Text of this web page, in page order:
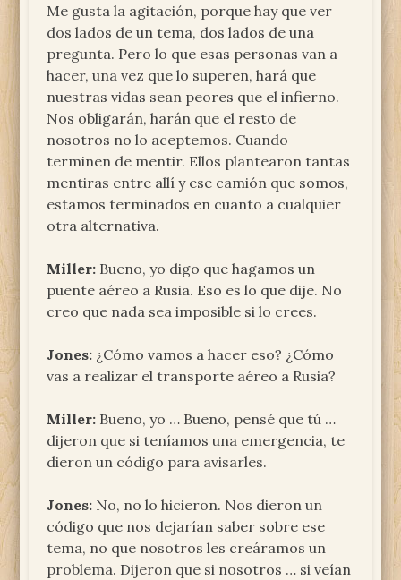
Me gusta la agitación, porque hay que ver
dos lados de un tema, dos lados de una
pregunta. Pero lo que esas personas van a
hacer, una vez que lo superen, hará que
nuestras vidas sean peores que el infierno.
Nos obligarán, harán que el resto de
nosotros no lo aceptemos. Cuando
terminen de mentir. Ellos plantearon tantas
mentiras entre allí y ese camión que somos,
estamos terminados en cuanto a cualquier
otra alternativa.
Miller: Bueno, yo digo que hagamos un
puente aéreo a Rusia. Eso es lo que dije. No
creo que nada sea imposible si lo crees.
Jones: ¿Cómo vamos a hacer eso? ¿Cómo
vas a realizar el transporte aéreo a Rusia?
Miller: Bueno, yo … Bueno, pensé que tú …
dijeron que si teníamos una emergencia, te
dieron un código para avisarles.
Jones: No, no lo hicieron. Nos dieron un
código que nos dejarían saber sobre ese
tema, no que nosotros les creáramos un
problema. Dijeron que si nosotros … si veían